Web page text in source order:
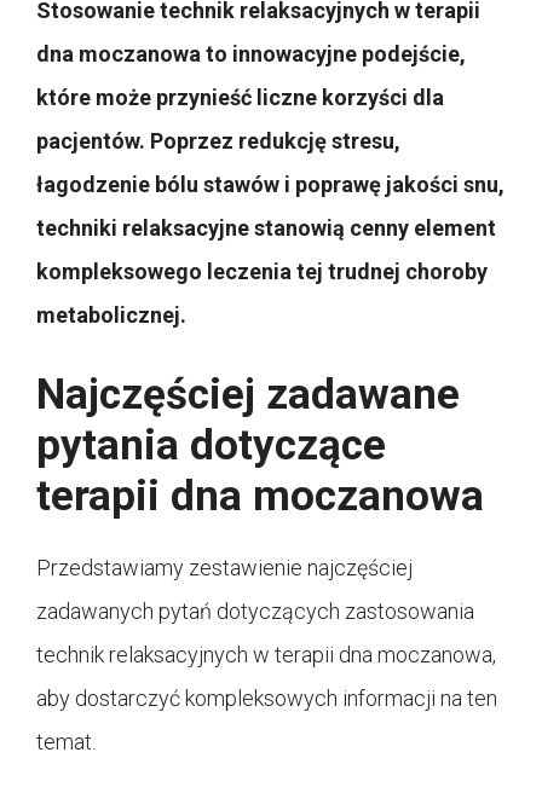
Stosowanie technik relaksacyjnych w terapii
dna moczanowa to innowacyjne podejście,
które może przynieść liczne korzyści dla
pacjentów. Poprzez redukcję stresu,
łagodzenie bólu stawów i poprawę jakości snu,
techniki relaksacyjne stanowią cenny element
kompleksowego leczenia tej trudnej choroby
metabolicznej.
Najczęściej zadawane
pytania dotyczące
terapii dna moczanowa
Przedstawiamy zestawienie najczęściej
zadawanych pytań dotyczących zastosowania
technik relaksacyjnych w terapii dna moczanowa,
aby dostarczyć kompleksowych informacji na ten
temat.